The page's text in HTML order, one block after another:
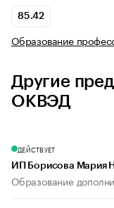
85.42
Образование
Другие
ОКВЭД
ДЕЙСТВУЕТ
ИП Борисова Мария
Образование